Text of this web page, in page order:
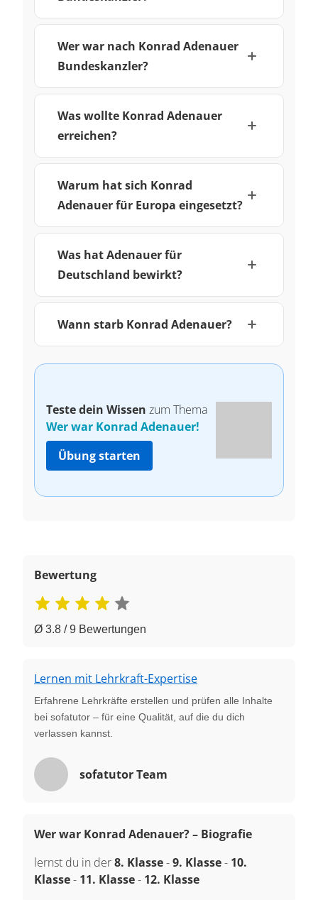
Wer war nach Konrad Adenauer
Bundeskanzler?
Was wollte Konrad Adenauer
erreichen?
Warum hat sich Konrad
Adenauer für Europa eingesetzt?
Was hat Adenauer für
Deutschland bewirkt?
Wann starb Konrad Adenauer?
Teste dein Wissen zum Thema
Wer war Konrad Adenauer!
Übung starten
Bewertung
Ø 3.8 / 9 Bewertungen
Lernen mit Lehrkraft-Expertise
Erfahrene Lehrkräfte erstellen und prüfen alle Inhalte
bei sofatutor – für eine Qualität, auf die du dich
verlassen kannst.
sofatutor Team
Wer war Konrad Adenauer? – Biografie
lernst du in der8. Klasse-9. Klasse- 10.
Klasse- 11. Klasse- 12. Klasse